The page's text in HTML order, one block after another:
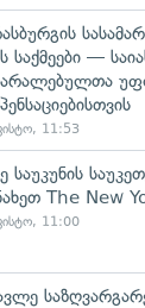
საქმეები —
11:53
საუკუნის
The New
11:00